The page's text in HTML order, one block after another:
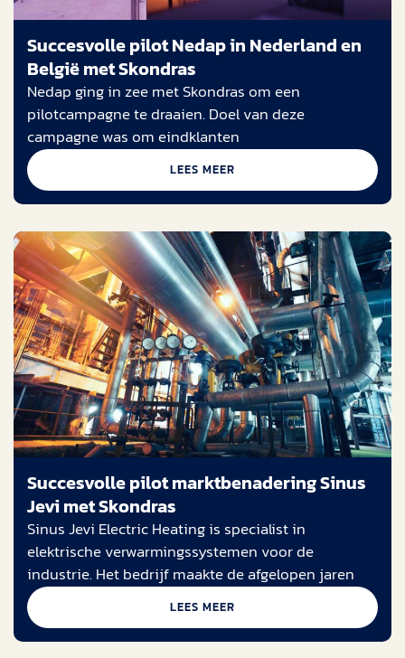
Succesvolle pilot Nedap in Nederland en
België met Skondras
Nedap ging in zee met Skondras om een
pilotcampagne te draaien. Doel van deze
campagne was om eindklanten
LEES MEER
Succesvolle pilot marktbenadering Sinus
Jevi met Skondras
Sinus Jevi Electric Heating is specialist in
elektrische verwarmingssystemen voor de
industrie. Het bedrijf maakte de afgelopen jaren
LEES MEER